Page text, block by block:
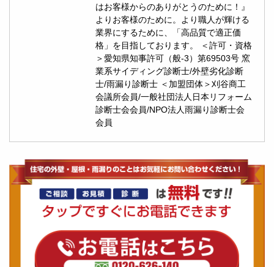
はお客様からのありがとうのために！』
よりお客様のために。より職人が輝ける
業界にするために、「高品質で適正価
格」を目指しております。 ＜許可・資格
＞愛知県知事許可（般-3）第69503号 窯
業系サイディング診断士/外壁劣化診断
士/雨漏り診断士 ＜加盟団体＞刈谷商工
会議所会員/一般社団法人日本リフォーム
診断士会会員/NPO法人雨漏り診断士会
会員